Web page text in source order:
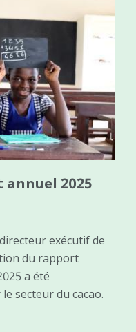
2025
exécutif de
du rapport
a été
secteur du cacao.